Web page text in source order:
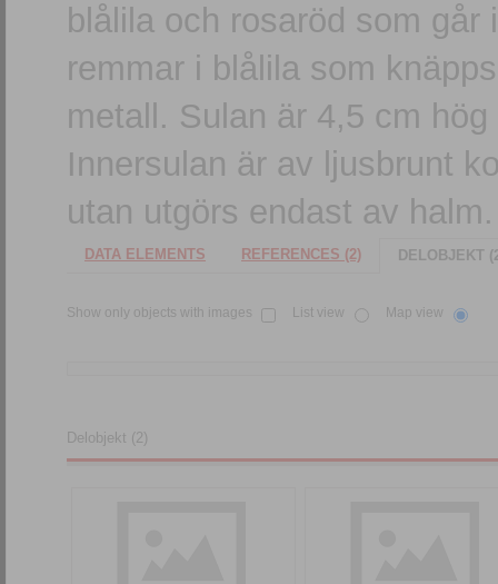
blålila och rosaröd som
remmar i blålila som
metall. Sulan är 4,5 cm
Innersulan är av ljusbrunt
utan utgörs endast av
DATA ELEMENTS REFERENCES (2) DELOBJEKT
Show only objects with images List view Map view
Delobjekt (2)